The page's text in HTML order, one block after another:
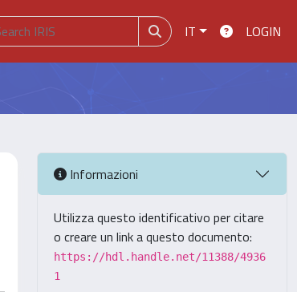
IT LOGIN
Informazioni
Utilizza questo identificativo per citare
o creare un link a questo documento:
https://hdl.handle.net/11388/4936
1